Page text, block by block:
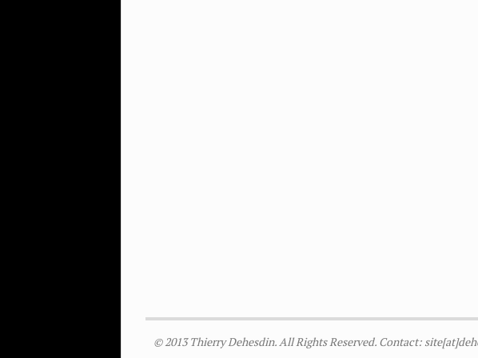
© 2013 Thierry Dehesdin. All Rights Reserved. Contact: